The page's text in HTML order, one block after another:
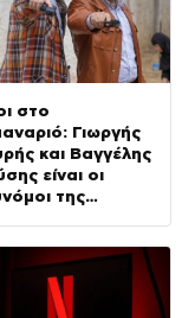
στο
Γιωργής
και Βαγγέλης
είναι οι
της